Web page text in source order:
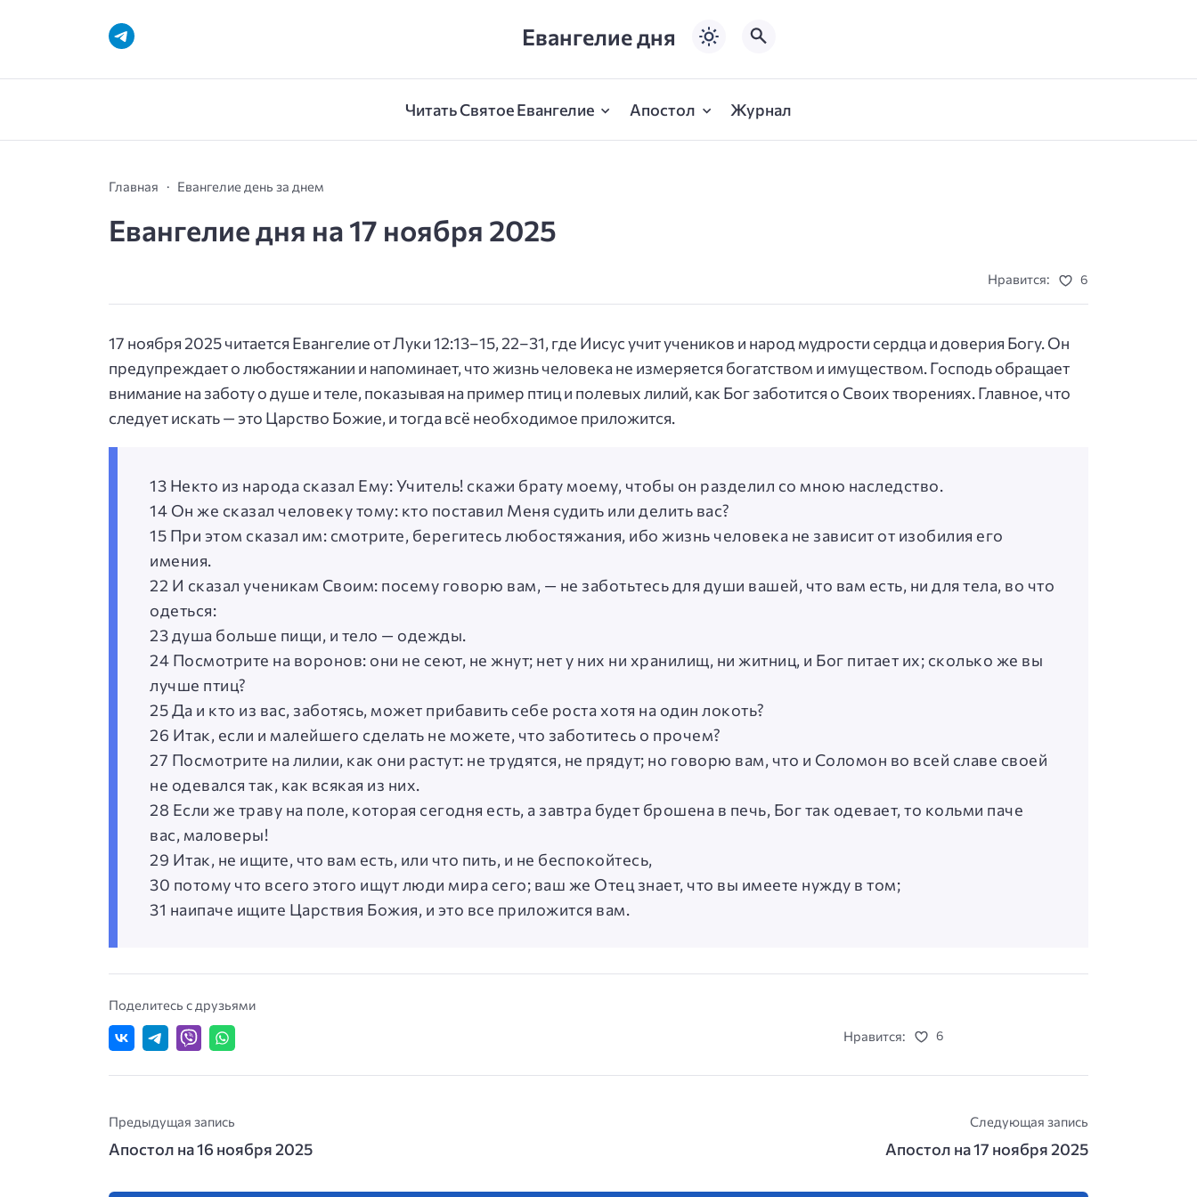
Евангелие дня
Читать Святое Евангелие Апостол Журнал
Главная Евангелие день за днем
Евангелие дня на 17 ноября 2025
Нравится: 6
17 ноября 2025 читается Евангелие от Луки 12:13–15, 22–31, где Иисус учит учеников и народ мудрости сердца и доверия Богу. Он
предупреждает о любостяжании и напоминает, что жизнь человека не измеряется богатством и имуществом. Господь обращает
внимание на заботу о душе и теле, показывая на пример птиц и полевых лилий, как Бог заботится о Своих творениях. Главное, что
следует искать — это Царство Божие, и тогда всё необходимое приложится.
13 Некто из народа сказал Ему: Учитель! скажи брату моему, чтобы он разделил со мною наследство.
14 Он же сказал человеку тому: кто поставил Меня судить или делить вас?
15 При этом сказал им: смотрите, берегитесь любостяжания, ибо жизнь человека не зависит от изобилия его
имения.
22 И сказал ученикам Своим: посему говорю вам, — не заботьтесь для души вашей, что вам есть, ни для тела, во что
одеться:
23 душа больше пищи, и тело — одежды.
24 Посмотрите на воронов: они не сеют, не жнут; нет у них ни хранилищ, ни житниц, и Бог питает их; сколько же вы
лучше птиц?
25 Да и кто из вас, заботясь, может прибавить себе роста хотя на один локоть?
26 Итак, если и малейшего сделать не можете, что заботитесь о прочем?
27 Посмотрите на лилии, как они растут: не трудятся, не прядут; но говорю вам, что и Соломон во всей славе своей
не одевался так, как всякая из них.
28 Если же траву на поле, которая сегодня есть, а завтра будет брошена в печь, Бог так одевает, то кольми паче
вас, маловеры!
29 Итак, не ищите, что вам есть, или что пить, и не беспокойтесь,
30 потому что всего этого ищут люди мира сего; ваш же Отец знает, что вы имеете нужду в том;
31 наипаче ищите Царствия Божия, и это все приложится вам.
Поделитесь с друзьями
Нравится:
6
Предыдущая запись
Апостол на 16 ноября 2025
Следующая запись
Апостол на 17 ноября 2025